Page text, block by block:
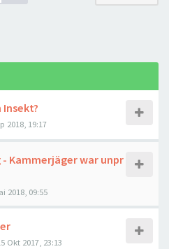
Insekt?
2018, 19:17
- Kammerjäger war unpr
2018, 09:55
Okt 2017, 23:13